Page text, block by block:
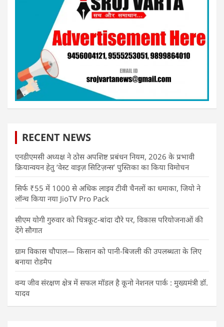
RECENT NEWS
एनडीएमसी अध्यक्ष ने ठोस अपशिष्ट प्रबंधन नियम, 2026 के प्रभावी
क्रियान्वयन हेतु ‘वेस्ट वाइज़ सिटिज़न्स’ पुस्तिका का किया विमोचन
सिर्फ ₹55 में 1000 से अधिक लाइव टीवी चैनलों का धमाका, जियो ने
लॉन्च किया नया JioTV Pro Pack
सीएम योगी गुरुवार को चित्रकूट-बांदा दौरे पर, विकास परियोजनाओं की
देंगे सौगात
ग्राम विकास चौपाल— किसान को पानी-बिजली की उपलब्धता के लिए
बनाया रोडमैप
वन्य जीव संरक्षण क्षेत्र में सफल मॉडल है कूनो नेशनल पार्क : मुख्यमंत्री डॉ.
यादव